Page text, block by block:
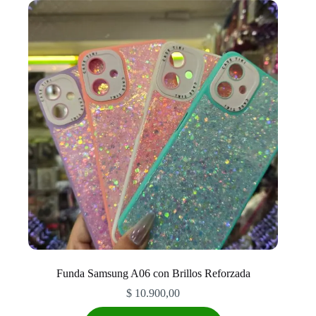
Las
opciones
pueden
elegir
en
la
página
de
producto
Funda Samsung A06 con Brillos Reforzada
$ 10.900,00